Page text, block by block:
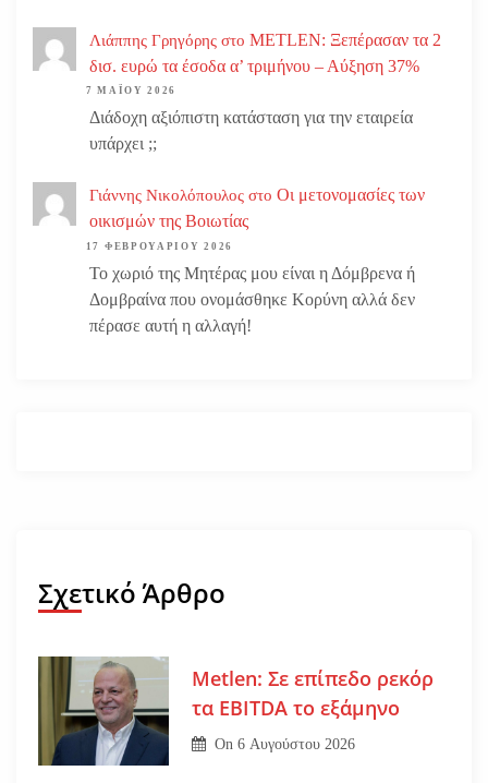
Λιάππης Γρηγόρης στο METLEN: Ξεπέρασαν τα 2
δισ. ευρώ τα έσοδα α’ τριμήνου – Αύξηση 37%
7 ΜΑΪ́ΟΥ 2026
Διάδοχη αξιόπιστη κατάσταση για την εταιρεία
υπάρχει ;;
Γιάννης Νικολόπουλος στο Οι μετονομασίες των
οικισμών της Βοιωτίας
17 ΦΕΒΡΟΥΑΡΊΟΥ 2026
Το χωριό της Μητέρας μου είναι η Δόμβρενα ή
Δομβραίνα που ονομάσθηκε Κορύνη αλλά δεν
πέρασε αυτή η αλλαγή!
Σχετικό Άρθρο
Metlen: Σε επίπεδο ρεκόρ
τα EBITDA το εξάμηνο
On6 Αυγούστου 2026